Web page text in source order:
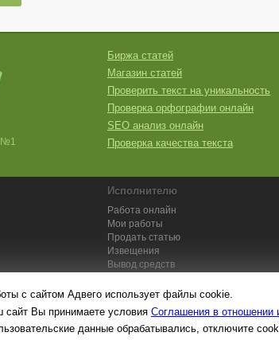
№1
Биржа статей
Магазин статей
Проверить текст на уникальность
Проверка орфографии онлайн
SEO анализ онлайн
Проверка качества текста
Исполнителю
Работа онлайн
Мои работы
Продать статью
Извещения
Вывод средств
© Адвего — биржа контента №1. Копирайтинг,
с сайтом Адвего использует файлы cookie.
сайт Вы принимаете условия Соглашения в отношении
данные обрабатывались, отключите